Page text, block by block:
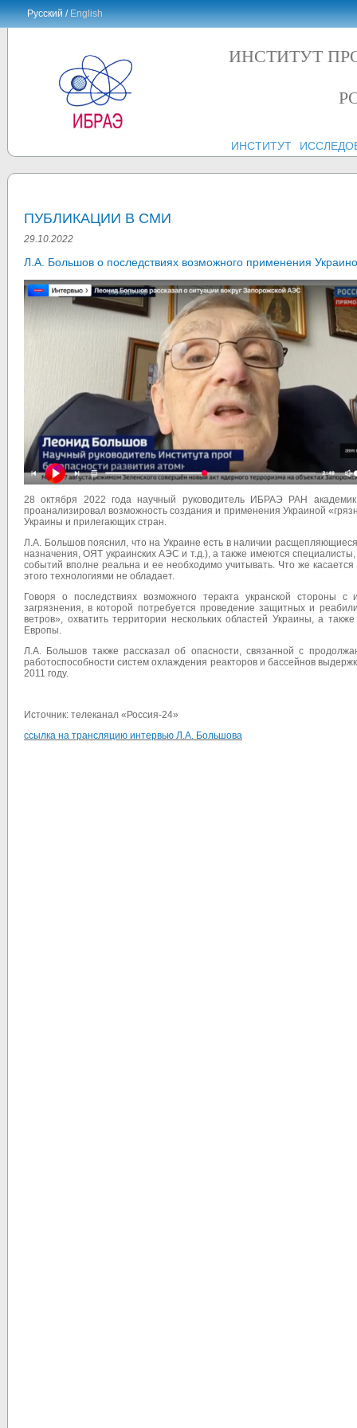
Русский /English
ИНСТИТУТ
ИНСТИТУТ
ПУБЛИКАЦИИ В СМИ
29.10.2022
Л.А. Большов о последствиях возможного применения
28 октября 2022 года научный руководитель ИБРАЭ РАН
проанализировал возможность создания и применения Украиной
Украины и прилегающих стран.
Л.А. Большов пояснил, что на Украине есть в наличии
назначения, ОЯТ украинских АЭС и т.д.), а также имеются
событий вполне реальна и ее необходимо учитывать. Что же
этого технологиями не обладает.
Говоря о последствиях возможного теракта укранской стороны
загрязнения, в которой потребуется проведение защитных и
ветров», охватить территории нескольких областей Украины, а
Европы.
Л.А. Большов также рассказал об опасности, связанной с
работоспособности систем охлаждения реакторов и бассейнов
2011 году.
Источник: телеканал « Россия-24»
ссылка на трансляцию интервью Л.А. Большова